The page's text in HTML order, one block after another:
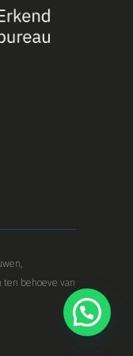
behoeve van